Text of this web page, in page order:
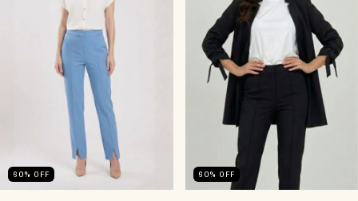
60% OFF 60% OFF